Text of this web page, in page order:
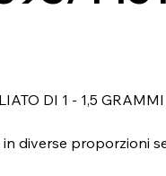
DI 1 - 1,5 GRAMMI
diverse proporzioni